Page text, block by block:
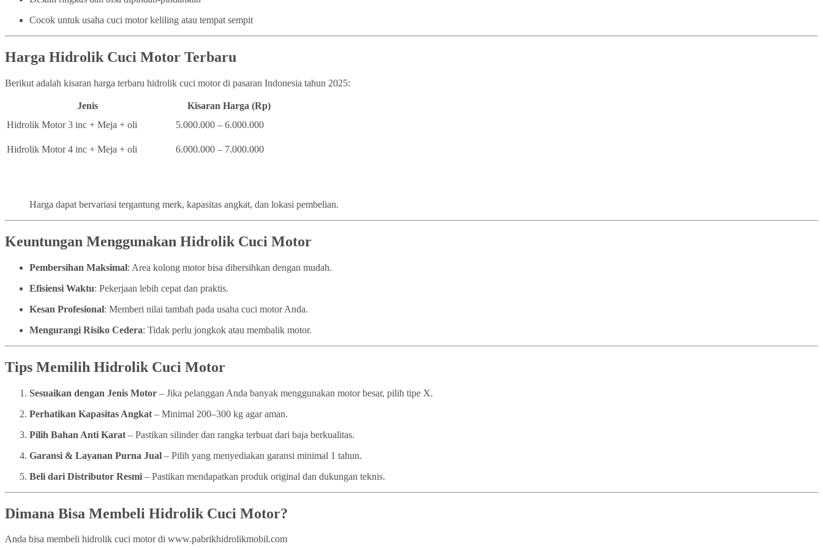
Cocok untuk usaha cuci motor keliling atau tempat sempit
Harga Hidrolik Cuci Motor Terbaru
Berikut adalah kisaran harga terbaru hidrolik cuci motor di pasaran Indonesia tahun 2025:
Jenis
Kisaran Harga (Rp)
Hidrolik Motor 3 inc + Meja + oli
5.000.000 – 6.000.000
Hidrolik Motor 4 inc + Meja + oli 6.000.000 – 7.000.000
Harga dapat bervariasi tergantung merk, kapasitas angkat, dan lokasi pembelian.
Keuntungan Menggunakan Hidrolik Cuci Motor
Pembersihan Maksimal: Area kolong motor bisa dibersihkan dengan mudah.
Efisiensi Waktu: Pekerjaan lebih cepat dan praktis.
Kesan Profesional: Memberi nilai tambah pada usaha cuci motor Anda.
Mengurangi Risiko Cedera: Tidak perlu jongkok atau membalik motor.
Tips Memilih Hidrolik Cuci Motor
Sesuaikan dengan Jenis Motor – Jika pelanggan Anda banyak menggunakan motor besar, pilih tipe X.
Perhatikan Kapasitas Angkat – Minimal 200–300 kg agar aman.
Pilih Bahan Anti Karat – Pastikan silinder dan rangka terbuat dari baja berkualitas.
Garansi & Layanan Purna Jual – Pilih yang menyediakan garansi minimal 1 tahun.
Beli dari Distributor Resmi – Pastikan mendapatkan produk original dan dukungan teknis.
Dimana Bisa Membeli Hidrolik Cuci Motor?
Anda bisa membeli hidrolik cuci motor di www.pabrikhidrolikmobil.com